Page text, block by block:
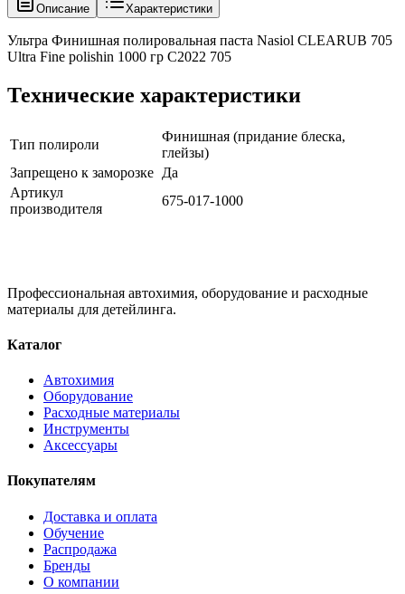
Описание Характеристики
Ультра Финишная полировальная паста Nasiol CLEARUB 705
Ultra Fine polishin 1000 гр C2022 705
Технические характеристики
Тип полироли
Финишная (придание блеска,
глейзы)
Запрещено к заморозке Да
Артикул
производителя
675-017-1000
Профессиональная автохимия, оборудование и расходные
материалы для детейлинга.
Каталог
Автохимия
Оборудование
Расходные материалы
Инструменты
Аксессуары
Покупателям
Доставка и оплата
Обучение
Распродажа
Бренды
О компании